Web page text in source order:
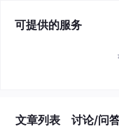
可提供的服务
文章列表 讨论/问